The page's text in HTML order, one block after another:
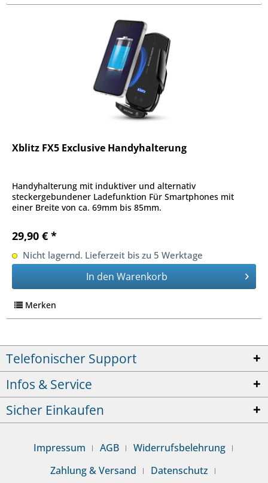
Xblitz FX5 Exclusive Handyhalterung
Handyhalterung mit induktiver und alternativ
steckergebundener Ladefunktion Für Smartphones mit
einer Breite von ca. 69mm bis 85mm.
29,90 € *
Nicht lagernd. Lieferzeit bis zu 5 Werktage
In den Warenkorb
Merken
Telefonischer Support
Infos & Service
Sicher Einkaufen
Impressum AGB
Widerrufsbelehrung
Zahlung & Versand
Datenschutz